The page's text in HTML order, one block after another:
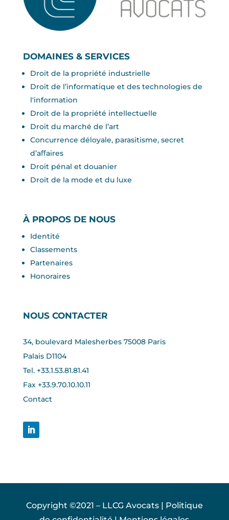
DOMAINES & SERVICES
Droit de la propriété industrielle
Droit de l’informatique et des technologies de
l'information
Droit de la propriété intellectuelle
Droit du marché de l’art
Concurrence déloyale, parasitisme, secret
d’aﬀaires
Droit pénal et douanier
Droit de la mode et du luxe
À PROPOS DE NOUS
Identité
Classements
Partenaires
Honoraires
NOUS CONTACTER
34, boulevard Malesherbes 75008 Paris
Palais D1104
Tel. +33.1.53.81.81.41
Fax +33.9.70.10.10.11
Contact
Copyright ©2021 – LLCG Avocats | Politique